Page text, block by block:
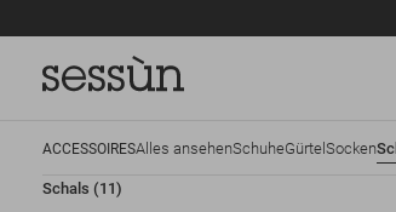
ACCESSOIRESAlles ansehenSchuheGürtel Socken
Schals (11)